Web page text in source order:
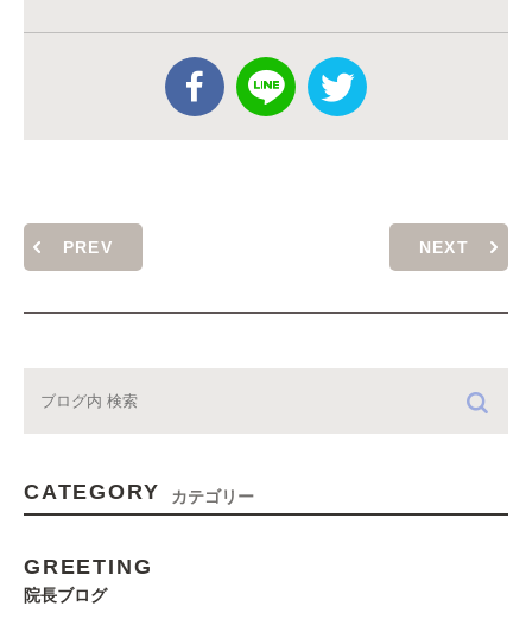
PREV NEXT
CATEGORY カテゴリー
GREETING
院長ブログ